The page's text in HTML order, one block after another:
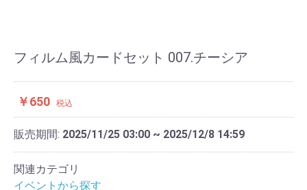
フィルム風カードセット 007.チーシア
￥650 税込
販売期間: 2025/11/25 03:00 ~ 2025/12/8 14:59
関連カテゴリ
イベントから探す